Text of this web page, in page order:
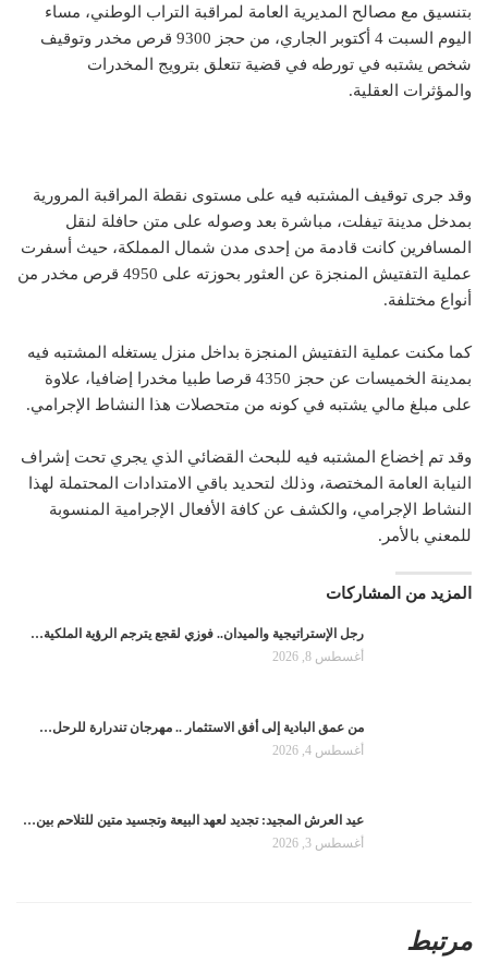
بتنسيق مع مصالح المديرية العامة لمراقبة التراب الوطني، مساء
اليوم السبت 4 أكتوبر الجاري، من حجز 9300 قرص مخدر وتوقيف
شخص يشتبه في تورطه في قضية تتعلق بترويج المخدرات
والمؤثرات العقلية.
وقد جرى توقيف المشتبه فيه على مستوى نقطة المراقبة المرورية
بمدخل مدينة تيفلت، مباشرة بعد وصوله على متن حافلة لنقل
المسافرين كانت قادمة من إحدى مدن شمال المملكة، حيث أسفرت
عملية التفتيش المنجزة عن العثور بحوزته على 4950 قرص مخدر من
أنواع مختلفة.
كما مكنت عملية التفتيش المنجزة بداخل منزل يستغله المشتبه فيه
بمدينة الخميسات عن حجز 4350 قرصا طبيا مخدرا إضافيا، علاوة
على مبلغ مالي يشتبه في كونه من متحصلات هذا النشاط الإجرامي.
وقد تم إخضاع المشتبه فيه للبحث القضائي الذي يجري تحت إشراف
النيابة العامة المختصة، وذلك لتحديد باقي الامتدادات المحتملة لهذا
النشاط الإجرامي، والكشف عن كافة الأفعال الإجرامية المنسوبة
للمعني بالأمر.
المزيد من المشاركات
رجل الإستراتيجية والميدان.. فوزي لقجع يترجم الرؤية الملكية…
أغسطس 8, 2026
من عمق البادية إلى أفق الاستثمار .. مهرجان تندرارة للرحل…
أغسطس 4, 2026
عيد العرش المجيد: تجديد لعهد البيعة وتجسيد متين للتلاحم بين…
أغسطس 3, 2026
مرتبط